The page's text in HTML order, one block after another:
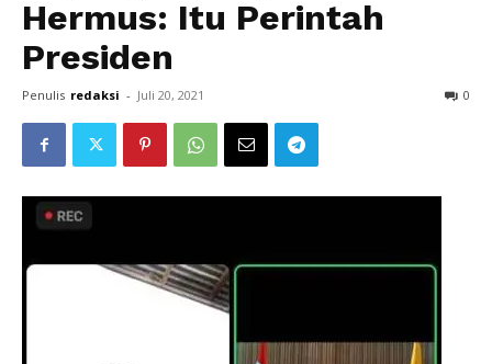
Hermus: Itu Perintah
Presiden
Penulis redaksi - Juli 20, 2021 0